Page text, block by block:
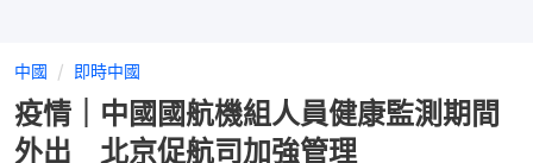
中國 即時中國
疫情｜中國國航機組人員健康監測期間
外出 北京促航司加強管理